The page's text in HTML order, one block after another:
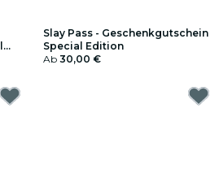
Slay Pass - Geschenkgutschein
Special Edition
Ab 30,00 €